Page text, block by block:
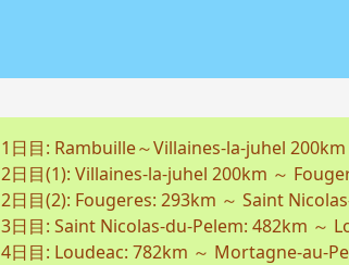
1日目: Rambuille～Villaines-la-juhel 200km
2日目(1): Villaines-la-juhel 200km ～
2日目(2): Fougeres: 293km ～ Saint
3日目: Saint Nicolas-du-Pelem: 482km ～
4日目: Loudeac: 782km ～ Mortagne-au-